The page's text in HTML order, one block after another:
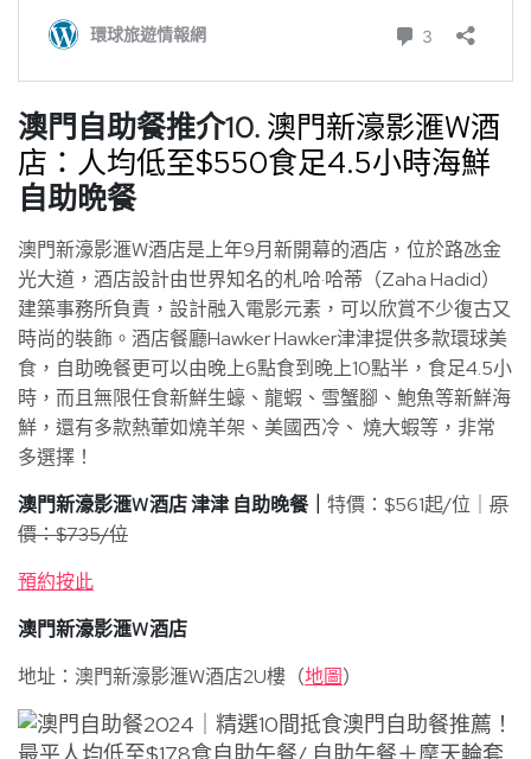
澳門自助餐推介10. 澳門新濠影滙W酒
店：人均低至$550食足4.5小時海鮮
自助晩餐
澳門新濠影滙W酒店是上年9月新開幕的酒店，位於路氹金
光大道，酒店設計由世界知名的札哈·哈蒂（Zaha Hadid）
建築事務所負責，設計融入電影元素，可以欣賞不少復古又
時尚的裝飾。酒店餐廳Hawker Hawker津津提供多款環球美
食，自助晚餐更可以由晚上6點食到晚上10點半，食足4.5小
時，而且無限任食新鮮生蠔、龍蝦、雪蟹腳、鮑魚等新鮮海
鮮，還有多款熱葷如燒羊架、美國西冷、 燒大蝦等，非常
多選擇！
澳門新濠影滙W酒店 津津 自助晚餐｜ 特價：$561起/位｜ 原
價：$735/位
預約按此
澳門新濠影滙W酒店
地址：澳門新濠影滙W酒店2U樓（地圖）